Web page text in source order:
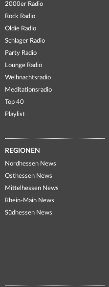
2000er Radio
Rock Radio
Oldie Radio
Schlager Radio
Party Radio
Lounge Radio
Weihnachtsradio
Meditationsradio
Top 40
Playlist
REGIONEN
Nordhessen News
Osthessen News
Mittelhessen News
Rhein-Main News
Südhessen News